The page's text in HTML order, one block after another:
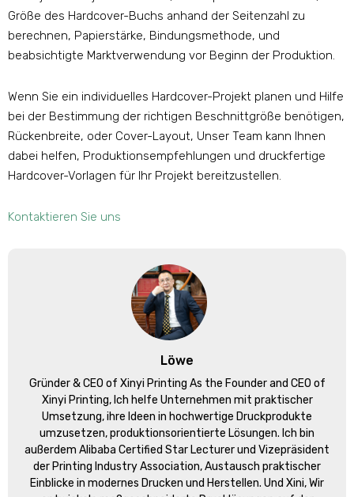
Größe des Hardcover-Buchs anhand der Seitenzahl zu
berechnen, Papierstärke, Bindungsmethode, und
beabsichtigte Marktverwendung vor Beginn der Produktion.
Wenn Sie ein individuelles Hardcover-Projekt planen und Hilfe
bei der Bestimmung der richtigen Beschnittgröße benötigen,
Rückenbreite, oder Cover-Layout, Unser Team kann Ihnen
dabei helfen, Produktionsempfehlungen und druckfertige
Hardcover-Vorlagen für Ihr Projekt bereitzustellen.
Kontaktieren Sie uns
Löwe
Gründer &CEO of Xinyi Printing As the Founder and CEO of
Xinyi Printing, Ich helfe Unternehmen mit praktischer
Umsetzung, ihre Ideen in hochwertige Druckprodukte
umzusetzen, produktionsorientierte Lösungen. Ich bin
außerdem Alibaba Certified Star Lecturer und Vizepräsident
der Printing Industry Association, Austausch praktischer
Einblicke in modernes Drucken und Herstellen. Und Xini, Wir